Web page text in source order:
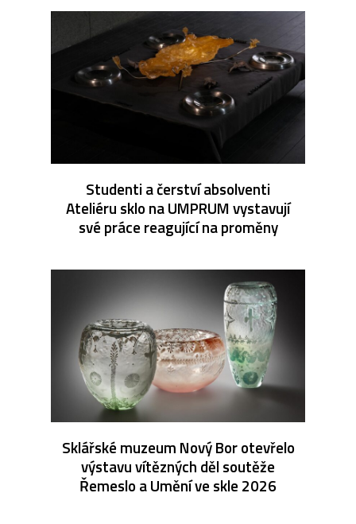
Studenti a čerství absolventi
Ateliéru sklo na UMPRUM vystavují
své práce reagující na proměny
Sklářské muzeum Nový Bor otevřelo
výstavu vítězných děl soutěže
Řemeslo a Umění ve skle 2026